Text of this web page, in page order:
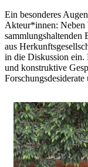
Ein besonderes
Akteur*innen: Neben
sammlungshaltenden
aus
in die Diskussion ein.
und konstruktive